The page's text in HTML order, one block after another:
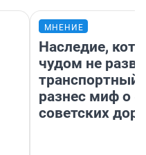
МНЕНИЕ
Наследие,
чудом не
транспортный
разнес миф о
советских